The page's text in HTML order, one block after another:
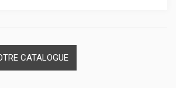
CATALOGUE